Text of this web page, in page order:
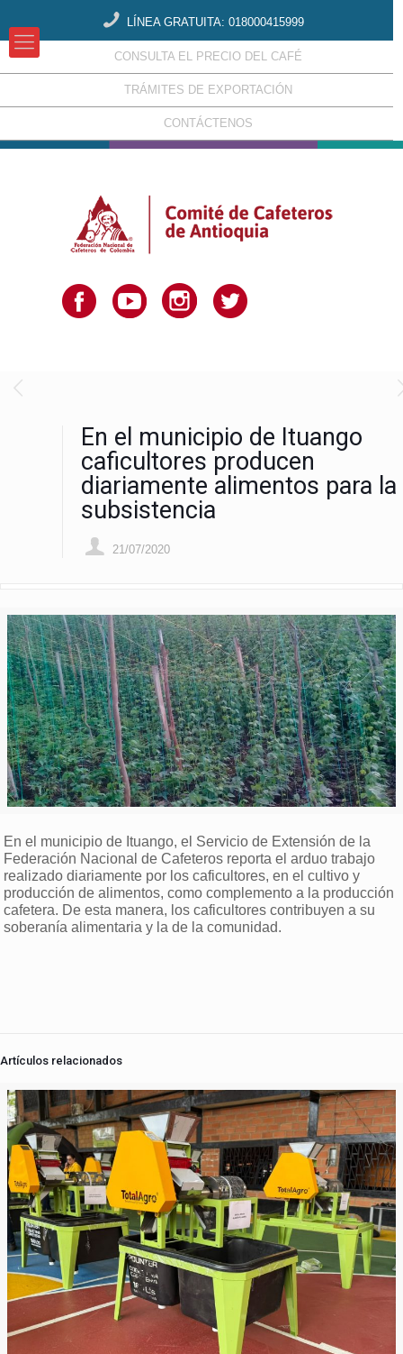
LÍNEA GRATUITA: 018000415999
CONSULTA EL PRECIO DEL CAFÉ
TRÁMITES DE EXPORTACIÓN
CONTÁCTENOS
En el municipio de Ituango
caficultores producen
diariamente alimentos para la
subsistencia
21/07/2020
En el municipio de Ituango, el Servicio de Extensión de la
Federación Nacional de Cafeteros reporta el arduo trabajo
realizado diariamente por los caficultores, en el cultivo y
producción de alimentos, como complemento a la producción
cafetera. De esta manera, los caficultores contribuyen a su
soberanía alimentaria y la de la comunidad.
Artículos relacionados